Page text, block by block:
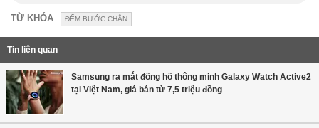
TỪ KHÓA ĐẾM BƯỚC CHÂN
Tin liên quan
Samsung ra mắt đồng hồ thông minh Galaxy Watch Active2
tại Việt Nam, giá bán từ 7,5 triệu đồng